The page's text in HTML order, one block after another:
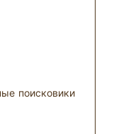
поисковики